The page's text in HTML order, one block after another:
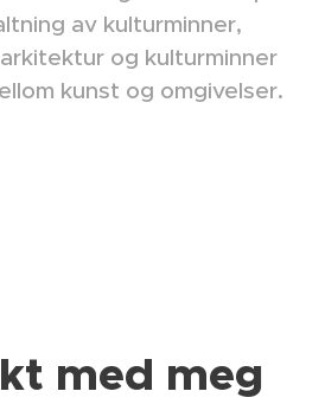
av kulturminner,
og kulturminner
kunst og omgivelser.
med meg